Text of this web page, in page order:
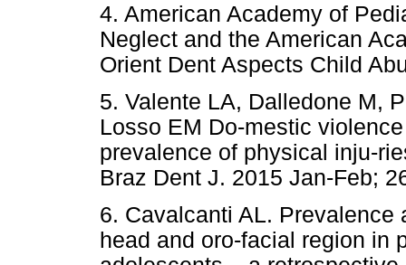
4. American Academy of
Neglect and the American
Orient Dent Aspects Child
5. Valente LA, Dalledone M,
Losso EM Do-mestic
prevalence of physical inju-
Braz Dent J. 2015 Jan-Feb;
6. Cavalcanti AL.
head and oro-facial region in